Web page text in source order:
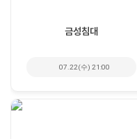
금성침대
07.22(수) 21:00